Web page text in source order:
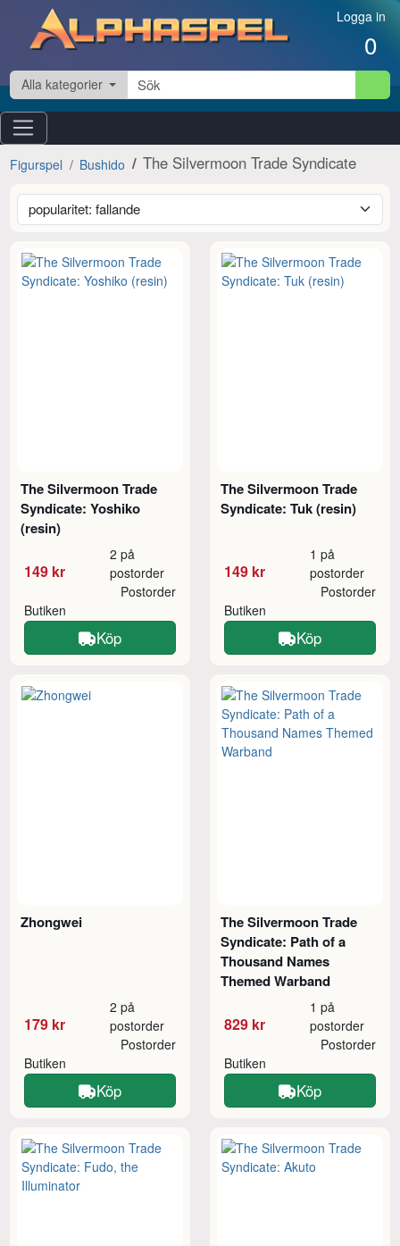
Hoppa till innehåll Logga in
0
Alla kategorier
Figurspel Bushido The Silvermoon Trade Syndicate
The Silvermoon Trade
Syndicate: Yoshiko
(resin)
149 kr
2 på
postorder
Butiken
Postorder
Köp
The Silvermoon Trade
Syndicate: Tuk (resin)
149 kr
1 på
postorder
Butiken
Postorder
Köp
Zhongwei
179 kr
2 på
postorder
Butiken
Postorder
Köp
The Silvermoon Trade
Syndicate: Path of a
Thousand Names
Themed Warband
829 kr
1 på
postorder
Butiken
Postorder
Köp